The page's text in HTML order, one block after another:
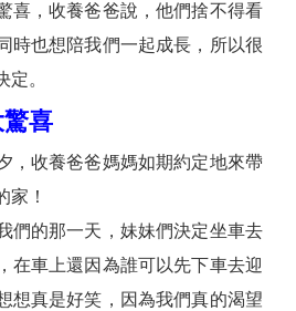
喜，收養爸爸說，他們捨不得看
時也想陪我們一起成長，所以很
。
喜
，收養爸爸媽媽如期約定地來帶
家！
們的那一天，妹妹們決定坐車去
在車上還因為誰可以先下車去迎
想真是好笑，因為我們真的渴望